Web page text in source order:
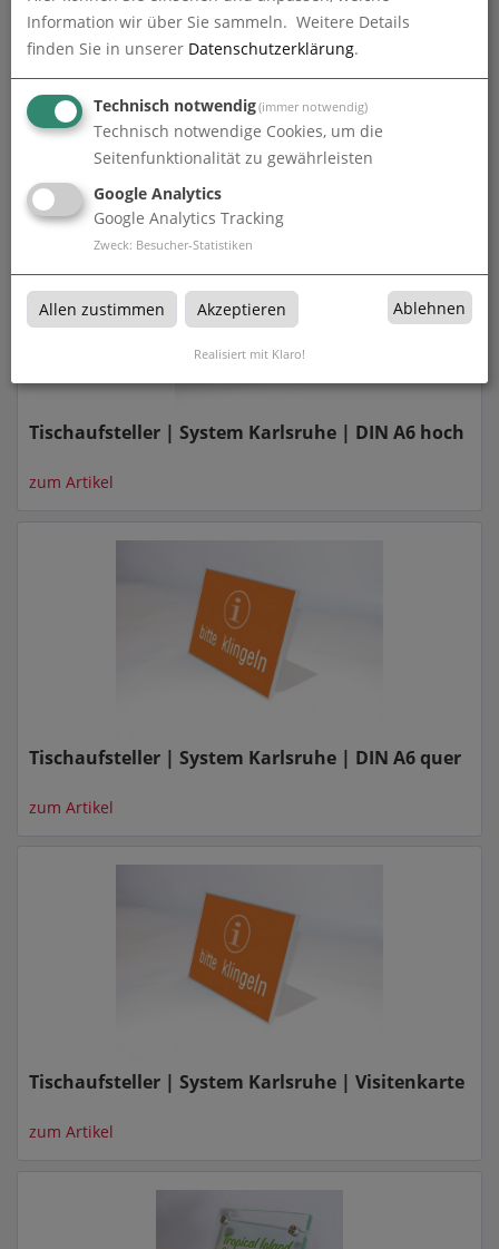
Tischaufsteller | System Karlsruhe | DIN A5 quer
zum Artikel
Tischaufsteller | System Karlsruhe | DIN A6 hoch
zum Artikel
Tischaufsteller | System Karlsruhe | DIN A6 quer
zum Artikel
Tischaufsteller | System Karlsruhe | Visitenkarte
zum Artikel
Information wir über Sie sammeln. Weitere Details
finden Sie in unserer Datenschutzerklärung.
Technisch notwendig(immer notwendig)
Technisch notwendige Cookies, um die
Seitenfunktionalität zu gewährleisten
Google Analytics
Google Analytics Tracking
Zweck: Besucher-Statistiken
Allen zustimmen Akzeptieren Ablehnen
Realisiert mit Klaro!